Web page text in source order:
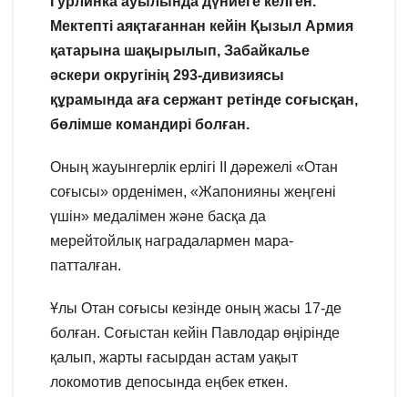
Мектепті аяқтағаннан кейін Қызыл Армия
қатарына шақырылып, Забайкалье
әскери округінің 293-дивизиясы
құрамында аға сержант ретінде соғысқан,
бөлімше командирі болған.
Оның жауынгерлік ерлігі II дәрежелі «Отан
соғысы» орденімен, «Жапонияны жеңгені
үшін» медалімен және басқа да
мерейтойлық наградалармен мара-
патталған.
Ұлы Отан соғысы кезінде оның жасы 17-де
болған. Соғыстан кейін Павлодар өңірінде
қалып, жарты ғасырдан астам уақыт
локомотив депосында еңбек еткен.